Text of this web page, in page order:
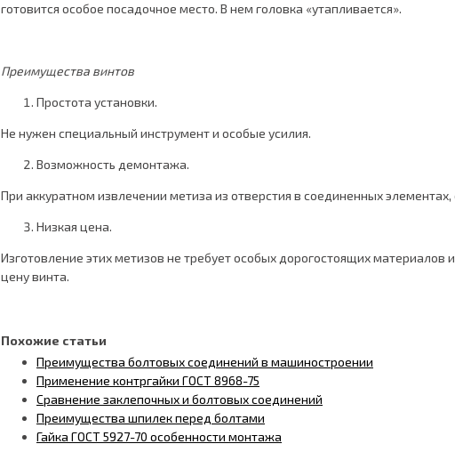
готовится особое посадочное место. В нем головка «утапливается».
Преимущества винтов
Простота установки.
Не нужен специальный инструмент и особые усилия.
Возможность демонтажа.
При аккуратном извлечении метиза из отверстия в соединенных
Низкая цена.
Изготовление этих метизов не требует особых дорогостоящих материалов
цену винта.
Похожие статьи
Преимущества болтовых соединений в машиностроении
Применение контргайки ГОСТ 8968-75
Сравнение заклепочных и болтовых соединений
Преимущества шпилек перед болтами
Гайка ГОСТ 5927-70 особенности монтажа